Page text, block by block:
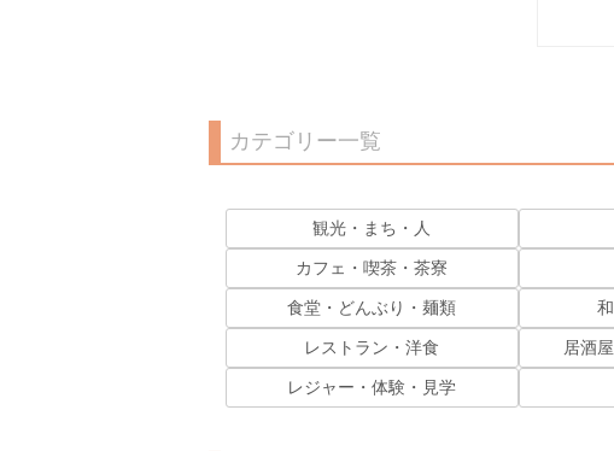
カテゴリー一覧
観光・まち・人
カフェ・喫茶・茶寮
食堂・どんぶり・麺類
レストラン・洋食 居酒
レジャー・体験・見学